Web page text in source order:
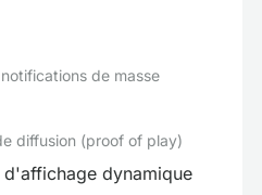
de masse
diffusion (proof of play)
dynamique